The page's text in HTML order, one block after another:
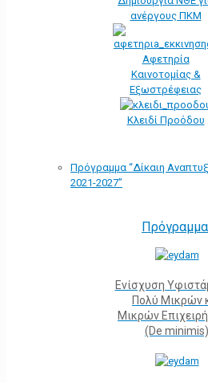
ανέργους ΠΚΜ
Αφετηρία
Kαινοτομίας &
Εξωστρέφειας
Κλειδί Προόδου
Πρόγραμμα “Δίκαιη
2021-2027”
Ενίσχυση
Πολύ Μικρών
Μικρών
(De minimis)